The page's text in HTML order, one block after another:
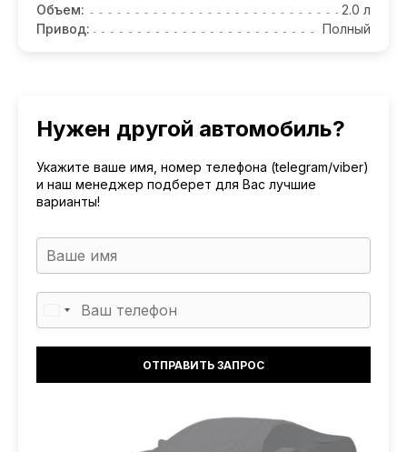
Объем:
2.0 л
Привод:
Полный
Нужен другой автомобиль?
Укажите ваше имя, номер телефона (telegram/viber)
и наш менеджер подберет для Вас лучшие
варианты!